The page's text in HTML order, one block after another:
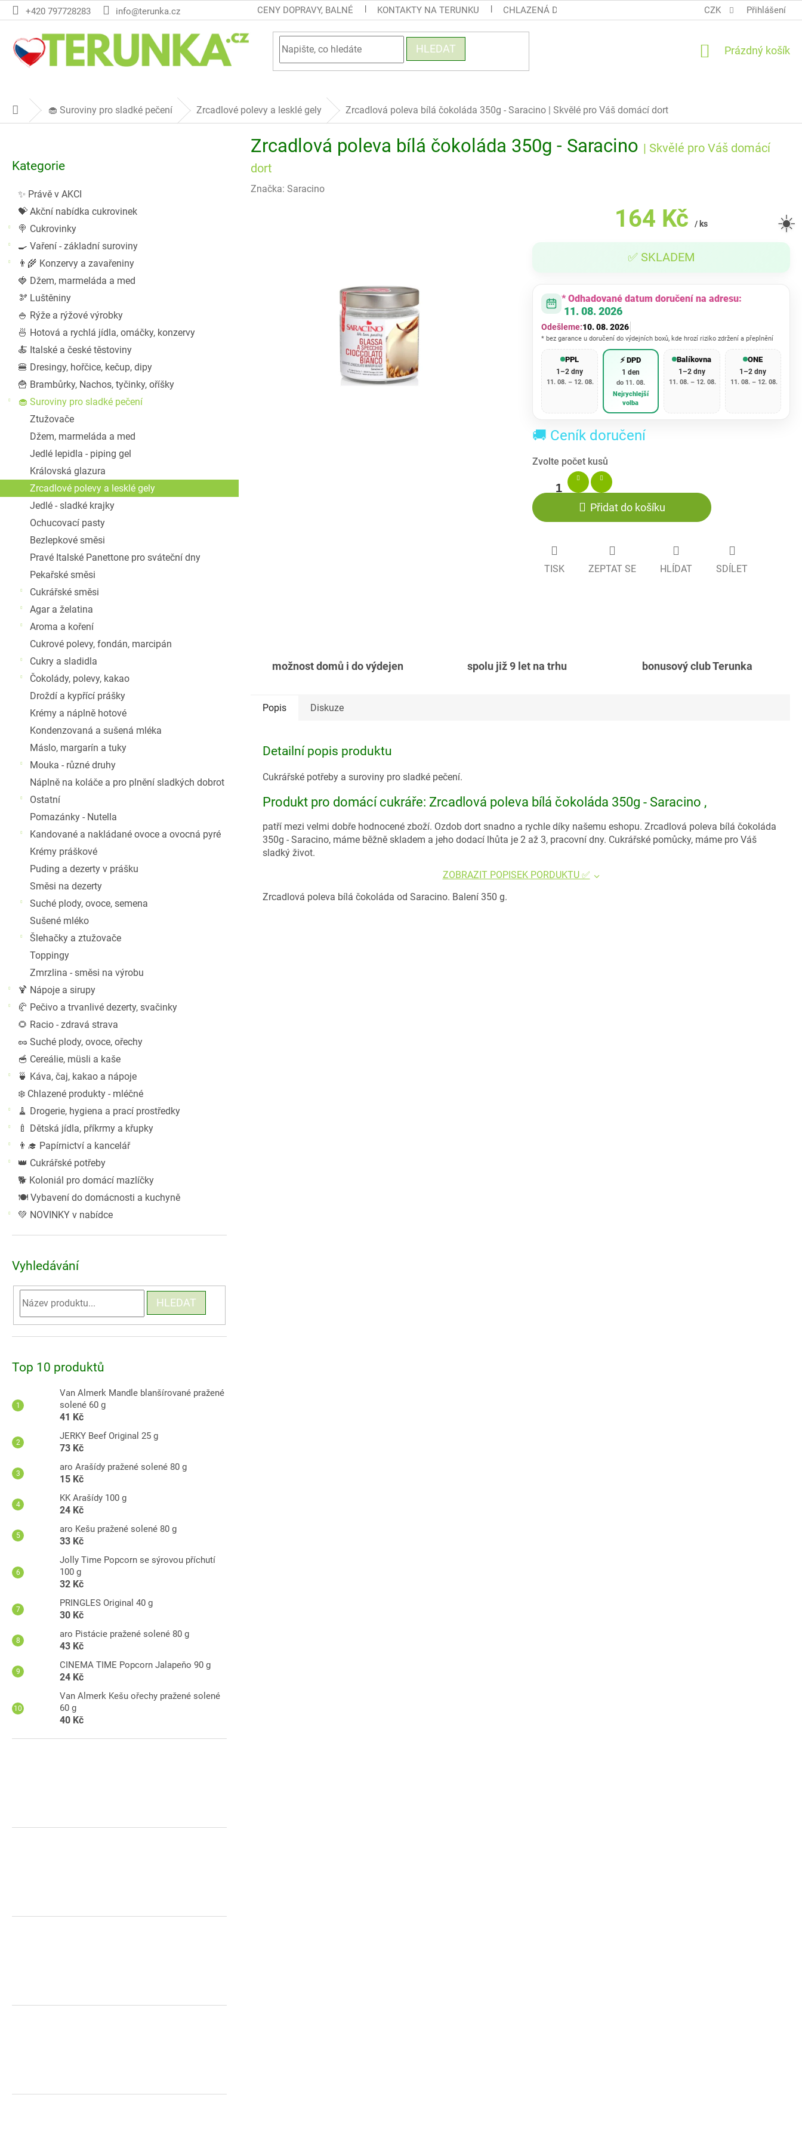
Přejít
na
+420 797728283 info@terunka.cz CENY DOPRAVY, BALNÉ KONTAKTY NA TERUNKU CHLAZENÁ DOPRAVA COOL BALÍK OBCHODNÍ PODMÍNKY TERUNKY
CZK Přihlášení
HLEDAT
NÁKUPNÍ
Prázdný košík
Domů 🧁 Suroviny pro sladké pečení Zrcadlové polevy a lesklé gely Zrcadlová poleva bílá čokoláda 350g - Saracino | Skvělé pro Váš domácí dort
kategorie
Kategorie
✨ Právě v AKCI
💝 Akční nabídka cukrovinek
🍭 Cukrovinky
🍳 Vaření - základní suroviny
👨‍🌾 Konzervy a zavařeniny
🍓 Džem, marmeláda a med
🫘 Luštěniny
🍚 Rýže a rýžové výrobky
🍜 Hotová a rychlá jídla, omáčky, konzervy
🍝 Italské a české těstoviny
🍔 Dresingy, hořčice, kečup, dipy
🍟 Brambůrky, Nachos, tyčinky, oříšky
🧁 Suroviny pro sladké pečení
Ztužovače
Džem, marmeláda a med
Jedlé lepidla - piping gel
Královská glazura
Zrcadlové polevy a lesklé gely
Jedlé - sladké krajky
Ochucovací pasty
Bezlepkové směsi
Pravé Italské Panettone pro sváteční dny
Pekařské směsi
Cukrářské směsi
Agar a želatina
Aroma a koření
Cukrové polevy, fondán, marcipán
Cukry a sladidla
Čokolády, polevy, kakao
Droždí a kypřící prášky
Krémy a náplně hotové
Kondenzovaná a sušená mléka
Máslo, margarín a tuky
Mouka - různé druhy
Náplně na koláče a pro plnění sladkých dobrot
Ostatní
Pomazánky - Nutella
Kandované a nakládané ovoce a ovocná pyré
Krémy práškové
Puding a dezerty v prášku
Směsi na dezerty
Suché plody, ovoce, semena
Sušené mléko
Šlehačky a ztužovače
Toppingy
Zmrzlina - směsi na výrobu
🍹 Nápoje a sirupy
🥐 Pečivo a trvanlivé dezerty, svačinky
🌻 Racio - zdravá strava
🥜 Suché plody, ovoce, ořechy
🥣 Cereálie, müsli a kaše
🍵 Káva, čaj, kakao a nápoje
❄️ Chlazené produkty - mléčné
🧹 Drogerie, hygiena a prací prostředky
🍼 Dětská jídla, příkrmy a křupky
👨‍🎓 Papírnictví a kancelář
👑 Cukrářské potřeby
🐕 Koloniál pro domácí mazlíčky
🍽️ Vybavení do domácnosti a kuchyně
💚 NOVINKY v nabídce
Vyhledávání
HLEDAT
Top 10 produktů
Van Almerk Mandle blanšírované pražené
solené 60 g
41 Kč
JERKY Beef Original 25 g
73 Kč
aro Arašídy pražené solené 80 g
15 Kč
KK Arašídy 100 g
24 Kč
aro Kešu pražené solené 80 g
33 Kč
Jolly Time Popcorn se sýrovou příchutí
100 g
32 Kč
PRINGLES Original 40 g
30 Kč
aro Pistácie pražené solené 80 g
43 Kč
CINEMA TIME Popcorn Jalapeňo 90 g
24 Kč
Van Almerk Kešu ořechy pražené solené
60 g
40 Kč
Zrcadlová poleva bílá čokoláda 350g - Saracino | Skvělé pro Váš domácí
dort
Značka: Saracino
164 Kč / ks
Měrná
✅ SKLADEM
☀️
* Odhadované datum doručení na adresu:
11. 08. 2026
Odešleme:10. 08. 2026
* bez garance u doručení do výdejních boxů, kde hrozí riziko zdržení a přeplnění
PPL
1–2 dny
11. 08. – 12. 08.
⚡ DPD
1 den
do 11. 08.
Nejrychlejší
volba
Balíkovna
1–2 dny
11. 08. – 12. 08.
ONE
1–2 dny
11. 08. – 12. 08.
🚚 Ceník doručení
Přidat do košíku
TISK ZEPTAT SE HLÍDAT SDÍLET
možnost domů i do výdejen spolu již 9 let na trhu bonusový club Terunka
Popis Diskuze
Detailní popis produktu
Cukrářské potřeby a suroviny pro sladké pečení.
Produkt pro domácí cukráře: Zrcadlová poleva bílá čokoláda 350g - Saracino ,
patří mezi velmi dobře hodnocené zboží. Ozdob dort snadno a rychle díky našemu eshopu. Zrcadlová poleva bílá čokoláda
350g - Saracino, máme běžně skladem a jeho dodací lhůta je 2 až 3, pracovní dny. Cukrářské pomůcky, máme pro Váš
sladký život.
ZOBRAZIT POPISEK PORDUKTU ✅
Zrcadlová poleva bílá čokoláda od Saracino. Balení 350 g.